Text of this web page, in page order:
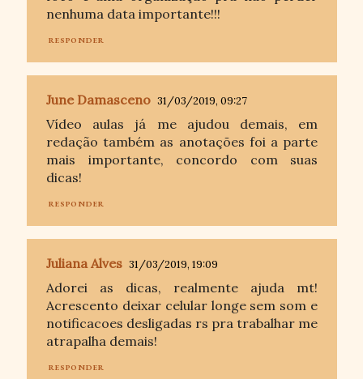
nenhuma data importante!!!
RESPONDER
June Damasceno 31/03/2019, 09:27
Vídeo aulas já me ajudou demais, em
redação também as anotações foi a parte
mais importante, concordo com suas
dicas!
RESPONDER
Juliana Alves 31/03/2019, 19:09
Adorei as dicas, realmente ajuda mt!
Acrescento deixar celular longe sem som e
notificacoes desligadas rs pra trabalhar me
atrapalha demais!
RESPONDER